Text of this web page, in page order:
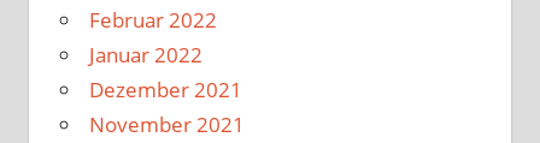
Februar 2022
Januar 2022
Dezember 2021
November 2021